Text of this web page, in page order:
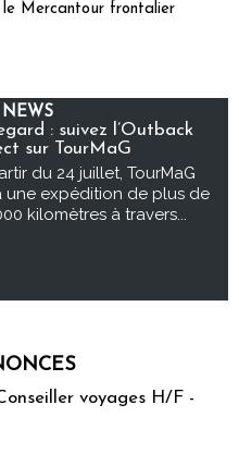
le Mercantour frontalier
: suivez l’Outback
sur TourMaG
du 24 juillet, TourMaG
une expédition de plus de
kilomètres à travers...
voyages H/F -